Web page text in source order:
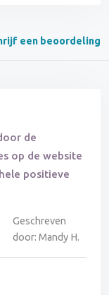
een beoordeling
de
op de website
positieve
Geschreven
door: Mandy H.